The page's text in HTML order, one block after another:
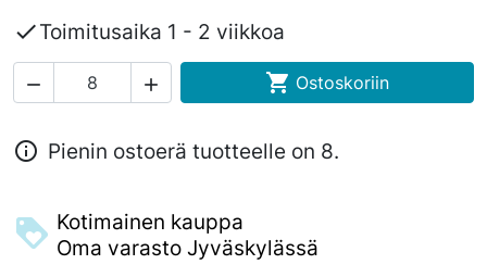
Toimitusaika 1 - 2 viikkoa
   Ostoskoriin
 Pienin ostoerä tuotteelle on 8.
Kotimainen kauppa
Oma varasto Jyväskylässä